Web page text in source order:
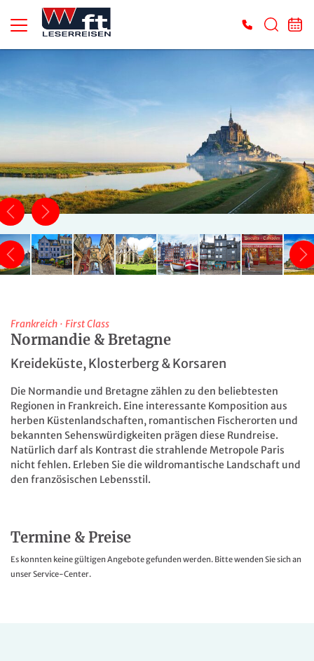
Frankreich · First Class
Normandie & Bretagne
Kreideküste, Klosterberg & Korsaren
Die Normandie und Bretagne zählen zu den beliebtesten
Regionen in Frankreich. Eine interessante Komposition aus
herben Küstenlandschaften, romantischen Fischerorten und
bekannten Sehenswürdigkeiten prägen diese Rundreise.
Natürlich darf als Kontrast die strahlende Metropole Paris
nicht fehlen. Erleben Sie die wildromantische Landschaft und
den französischen Lebensstil.
Termine & Preise
Es konnten keine gültigen Angebote gefunden werden. Bitte wenden Sie sich an
unser Service-Center.